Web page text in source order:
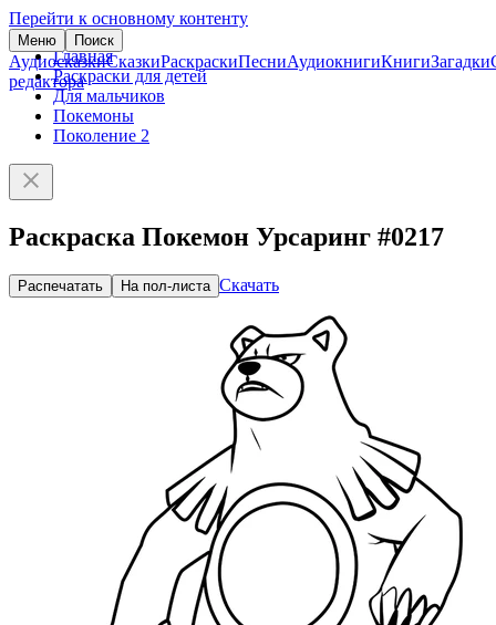
Перейти к основному контенту
Меню Поиск
АудиосказкиСказкиРаскраскиПесниАудиокнигиКнигиЗагадки
редактора
Главная
Раскраски для детей
Для мальчиков
Покемоны
Поколение 2
Раскраска Покемон Урсаринг #0217
Распечатать На пол-листа Скачать